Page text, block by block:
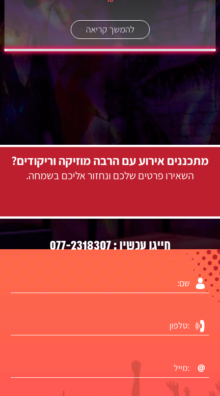
להמשך קריאה
מתכננים אירוע עם הרבה מוזיקה וריקודים?
השאירו פרטים שלכם ונחזור אליכם בשמחה.
חייגו עכשיו :077-2318307